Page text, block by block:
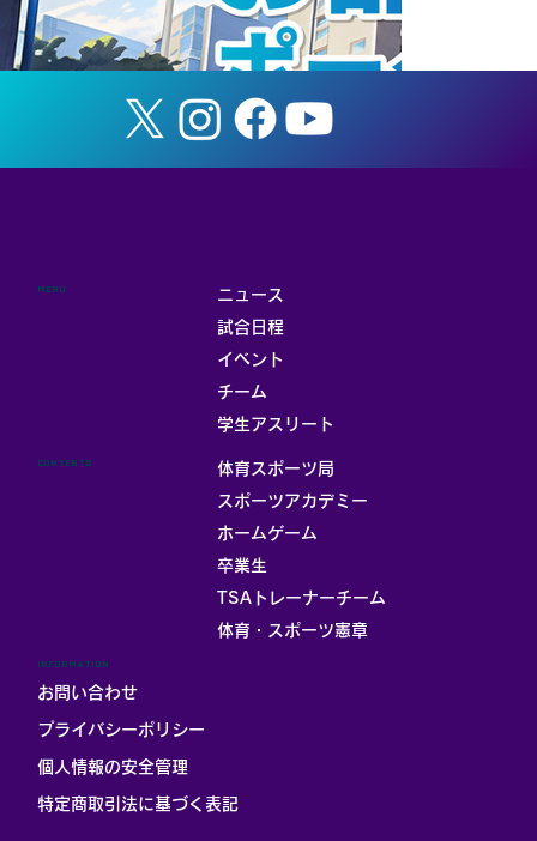
ニュース
試合日程
イベント
チーム
学生アスリート
MENU
体育スポーツ局
スポーツアカデミー
ホームゲーム
卒業生
TSAトレーナーチーム
体育・スポーツ憲章
CONTENTS
INFORMATION
お問い合わせ
プライバシーポリシー
個人情報の安全管理
​特定商取引法に基づく表記